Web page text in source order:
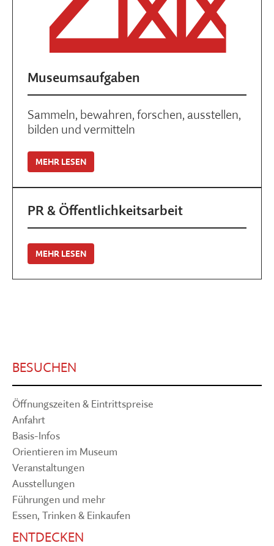
Museumsaufgaben
Sammeln, bewahren, forschen, ausstellen,
bilden und vermitteln
MEHR LESEN
PR & Öffentlichkeitsarbeit
MEHR LESEN
BESUCHEN
Öffnungszeiten & Eintrittspreise
Anfahrt
Basis-Infos
Orientieren im Museum
Veranstaltungen
Ausstellungen
Führungen und mehr
Essen, Trinken & Einkaufen
ENTDECKEN